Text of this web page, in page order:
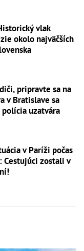
vlak
okolo najväčších
pripravte sa na
v Bratislave sa
uzatvára
v Paríži počas
Cestujúci zostali v